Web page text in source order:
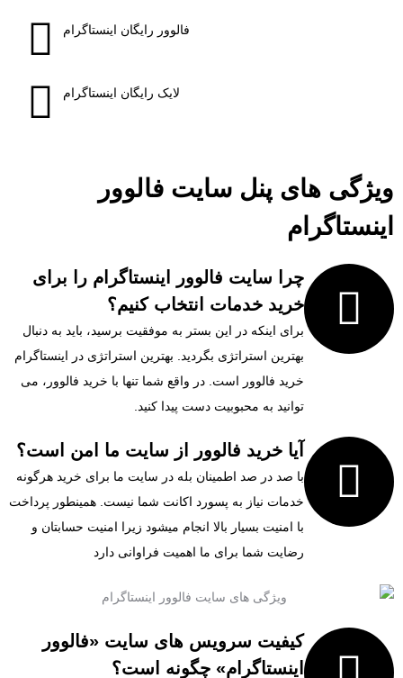
فالوور رایگان اینستاگرام
لایک رایگان اینستاگرام
ویژگی های پنل سایت فالوور
اینستاگرام
چرا سایت فالوور اینستاگرام را برای
خرید خدمات انتخاب کنیم؟
برای اینکه در این بستر به موفقیت برسید، باید به دنبال
بهترین استراتژی بگردید. بهترین استراتژی در اینستاگرام
خرید فالوور است. در واقع شما تنها با خرید فالوور، می
توانید به محبوبیت دست پیدا کنید.
آیا خرید فالوور از سایت ما امن است؟
با صد در صد اطمینان بله در سایت ما برای خرید هرگونه
خدمات نیاز به پسورد اکانت شما نیست. همینطور پرداخت
با امنیت بسیار بالا انجام میشود زیرا امنیت حسابتان و
رضایت شما برای ما اهمیت فراوانی دارد
کیفیت سرویس های سایت «فالوور
اینستاگرام» چگونه است؟